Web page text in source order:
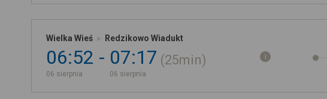
Wielka Wieś Redzikowo Wiadukt
06:52
06 sierpnia
07:17
06 sierpnia
25min